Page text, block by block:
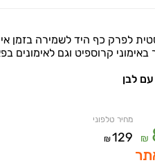
לפרק כף היד לשמירה בזמן
קרוספיט וגם לאימונים
לבן
₪
מחיר טלפוני
129
₪